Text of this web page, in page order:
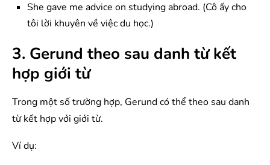
She gave me advice on studying abroad. (Cô ấy cho
tôi lời khuyên về việc du học.)
3. Gerund theo sau danh từ kết
hợp giới từ
Trong một số trường hợp, Gerund có thể theo sau danh
từ kết hợp với giới từ.
Ví dụ: